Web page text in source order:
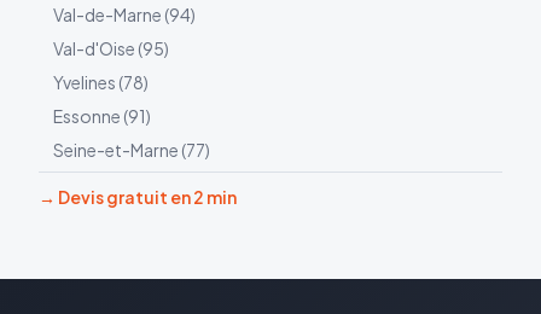
Val-de-Marne (94)
Val-d'Oise (95)
Yvelines (78)
Essonne (91)
Seine-et-Marne (77)
→ Devis gratuit en 2 min